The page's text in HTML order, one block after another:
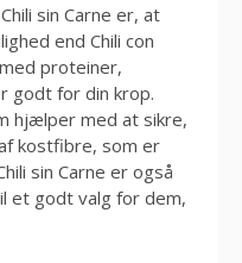
sin Carne er, at
end Chili con
proteiner,
godt for din krop.
hjælper med at sikre,
kostfibre, som er
sin Carne er også
et godt valg for dem,